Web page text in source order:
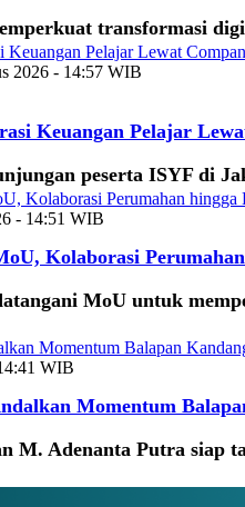
transformasi
2026 - 14:57 WIB
Keuangan Pelajar
peserta ISYF di
- 14:51 WIB
Kolaborasi
MoU untuk
WIB
Momentum
M. Adenanta Putra siap